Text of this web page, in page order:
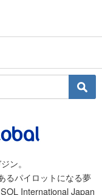
ン。
るパイロットになる夢
International Japan